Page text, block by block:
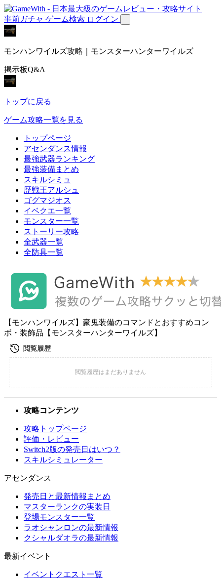
事前ガチャ ゲーム検索 ログイン
モンハンワイルズ攻略｜モンスターハンターワイルズ
掲示板Q&A
トップに戻る
ゲーム攻略一覧を見る
トップページ
アセンダンス情報
最強武器ランキング
最強装備まとめ
スキルシミュ
歴戦王アルシュ
ゴグマジオス
イベクエ一覧
モンスター一覧
ストーリー攻略
全武器一覧
全防具一覧
【モンハンワイルズ】豪鬼装備のコマンドとおすすめコン
ボ・装飾品【モンスターハンターワイルズ】
攻略コンテンツ
攻略トップページ
評価・レビュー
Switch2版の発売日はいつ？
スキルシミュレーター
アセンダンス
発売日と最新情報まとめ
マスターランクの実装日
登場モンスター一覧
ラオシャンロンの最新情報
クシャルダオラの最新情報
最新イベント
イベントクエスト一覧